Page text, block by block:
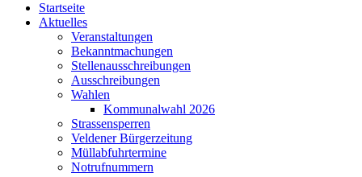
Startseite
Aktuelles
Veranstaltungen
Bekanntmachungen
Stellenausschreibungen
Ausschreibungen
Wahlen
Kommunalwahl 2026
Strassensperren
Veldener Bürgerzeitung
Müllabfuhrtermine
Notrufnummern